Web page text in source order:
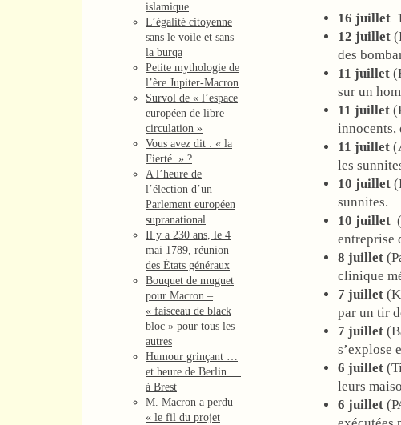
16 juillet
12 juillet
des
11 juillet
sur un
11 juillet
innocents,
11 juillet
les
10 juillet
sunnites.
10 juillet
entreprise
8 juillet
clinique
7 juillet
par un tir
7 juillet
s’explose
6 juillet
leurs
6 juillet
islamique
L’égalité citoyenne
sans le voile et sans
la burqa
Petite mythologie de
l’ère Jupiter-Macron
Survol de « l’espace
européen de libre
circulation »
Vous avez dit : « la
Fierté » ?
A l’heure de
l’élection d’un
Parlement européen
supranational
Il y a 230 ans, le 4
mai 1789, réunion
des États généraux
Bouquet de muguet
pour Macron –
« faisceau de black
bloc » pour tous les
autres
Humour grinçant …
et heure de Berlin …
à Brest
M. Macron a perdu
« le fil du projet